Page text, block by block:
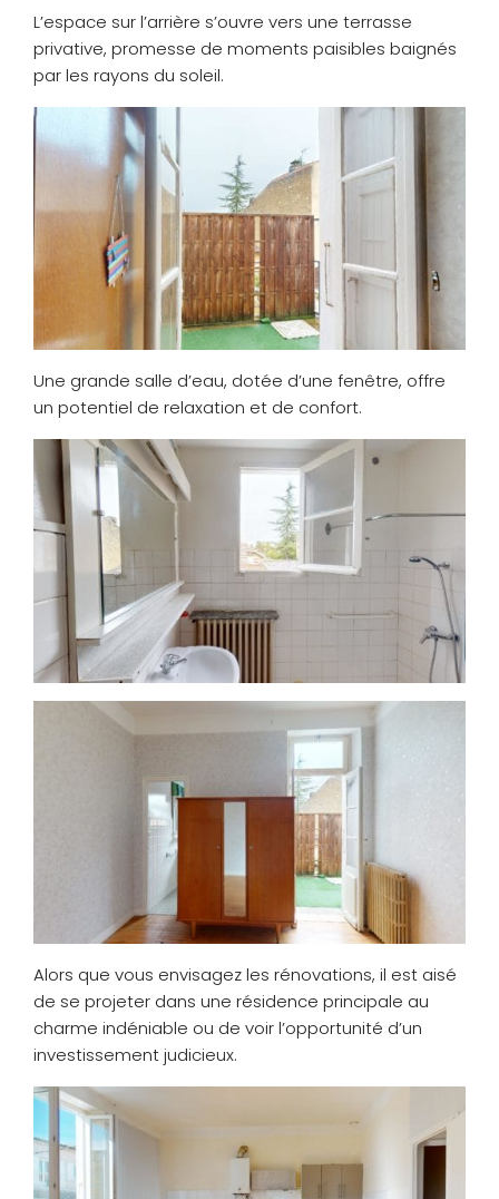
L’espace sur l’arrière s’ouvre vers une terrasse
privative, promesse de moments paisibles baignés
par les rayons du soleil.
Une grande salle d’eau, dotée d’une fenêtre, offre
un potentiel de relaxation et de confort.
Alors que vous envisagez les rénovations, il est aisé
de se projeter dans une résidence principale au
charme indéniable ou de voir l’opportunité d’un
investissement judicieux.